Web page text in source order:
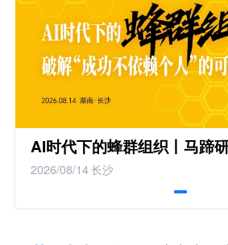
AI时代下的蜂群组织丨马蹄
2026/08/14长沙